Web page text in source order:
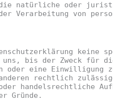
natürliche oder
Verarbeitung von
keine
uns, bis der Zweck
oder eine
rechtlich
handelsrechtliche
Gründe.